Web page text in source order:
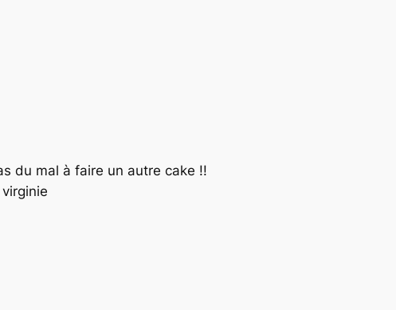
du mal à faire un autre cake !!